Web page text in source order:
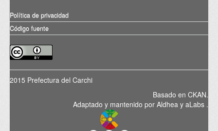
Política de privacidad
Código fuente
2015 Prefectura del Carchi
Basado en CKAN.
Adaptado y mantenido por Aldhea y aLabs .